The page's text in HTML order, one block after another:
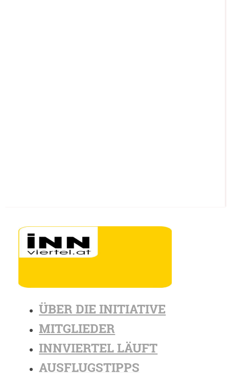
ÜBER DIE INITIATIVE
MITGLIEDER
INNVIERTEL LÄUFT
AUSFLUGSTIPPS